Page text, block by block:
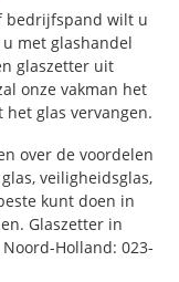
bedrijfspand wilt u
met glashandel
glaszetter uit
onze vakman het
glas vervangen.
over de voordelen
veiligheidsglas,
kunt doen in
Glaszetter in
Holland: 023-